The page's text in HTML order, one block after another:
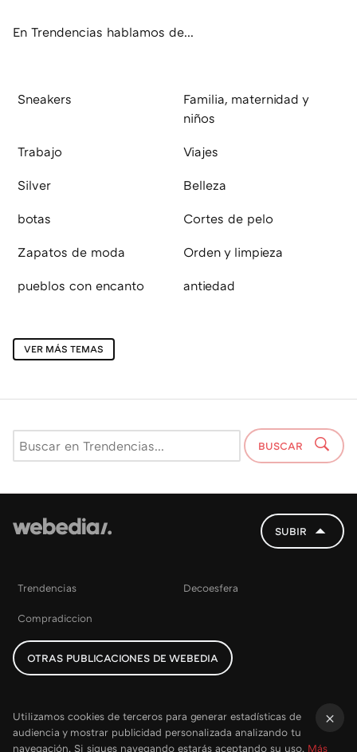
En Trendencias hablamos de...
Sneakers
Familia, maternidad y
niños
Trabajo Viajes
Silver Belleza
botas Cortes de pelo
Zapatos de moda Orden y limpieza
pueblos con encanto antiedad
VER MÁS TEMAS
BUSCAR
SUBIR
Trendencias Decoesfera
Compradiccion
OTRAS PUBLICACIONES DE WEBEDIA
Utilizamos cookies de terceros para generar estadísticas de
audiencia y mostrar publicidad personalizada analizando tu
navegación. Si sigues navegando estarás aceptando su uso. Más